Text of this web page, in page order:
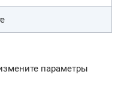
параметры